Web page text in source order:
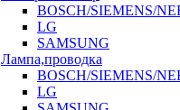
BOSCH/SIEMENS/
LG
SAMSUNG
Лампа,проводка
BOSCH/SIEMENS/
LG